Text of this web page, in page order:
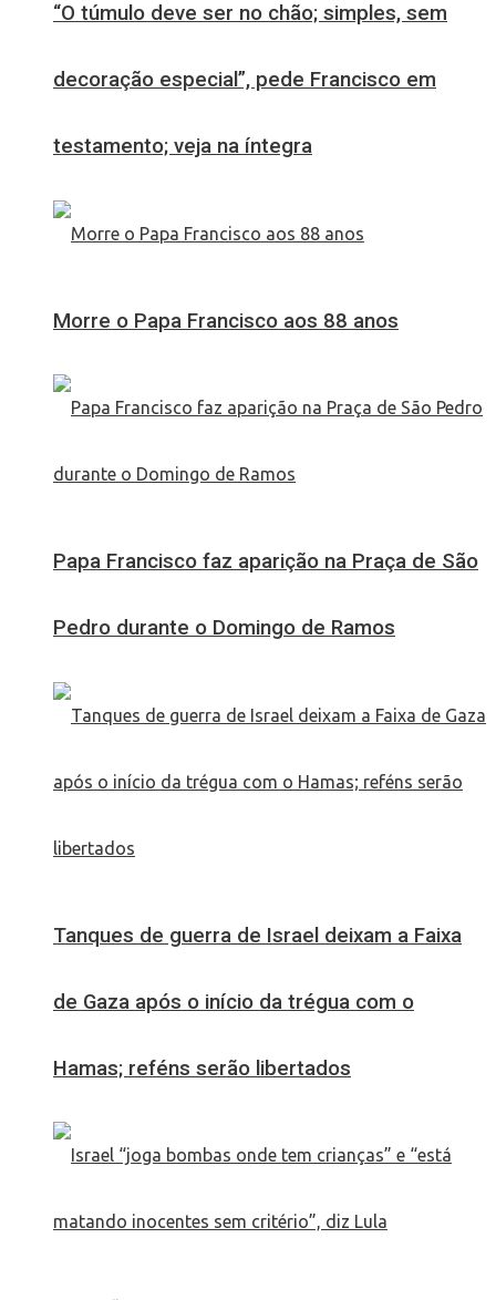
“O túmulo deve ser no chão; simples, sem
decoração especial”, pede Francisco em
testamento; veja na íntegra
Morre o Papa Francisco aos 88 anos
Papa Francisco faz aparição na Praça de São
Pedro durante o Domingo de Ramos
Tanques de guerra de Israel deixam a Faixa
de Gaza após o início da trégua com o
Hamas; reféns serão libertados